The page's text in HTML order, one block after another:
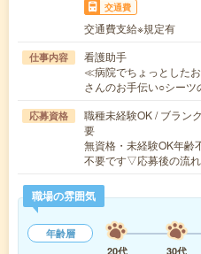
交通費
交通費支給※規定有
仕事内容
看護助手
≪病院でちょっとした
さんのお手伝い○シー
応募資格
職種未経験OK / ブラン
要
無資格・未経験OK年
不要です▽応募後の流
職場の雰囲気
年齢層
20代
30代